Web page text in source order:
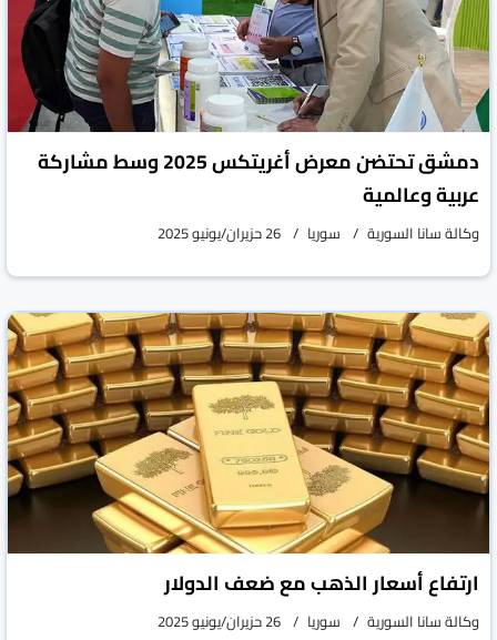
دمشق تحتضن معرض أغريتكس 2025 وسط مشاركة
عربية وعالمية
وكالة سانا السورية سوريا 26 حزيران/يونيو 2025
ارتفاع أسعار الذهب مع ضعف الدولار
وكالة سانا السورية سوريا 26 حزيران/يونيو 2025